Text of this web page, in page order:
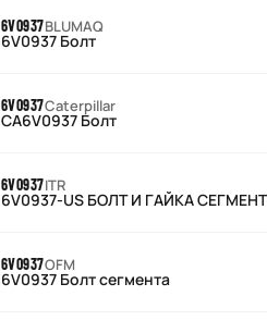
6V0937BLUMAQ
6V0937 Болт
6V0937Caterpillar
CA6V0937 Болт
6V0937ITR
6V0937-US БОЛТ И ГАЙКА
6V0937OFM
6V0937 Болт сегмента